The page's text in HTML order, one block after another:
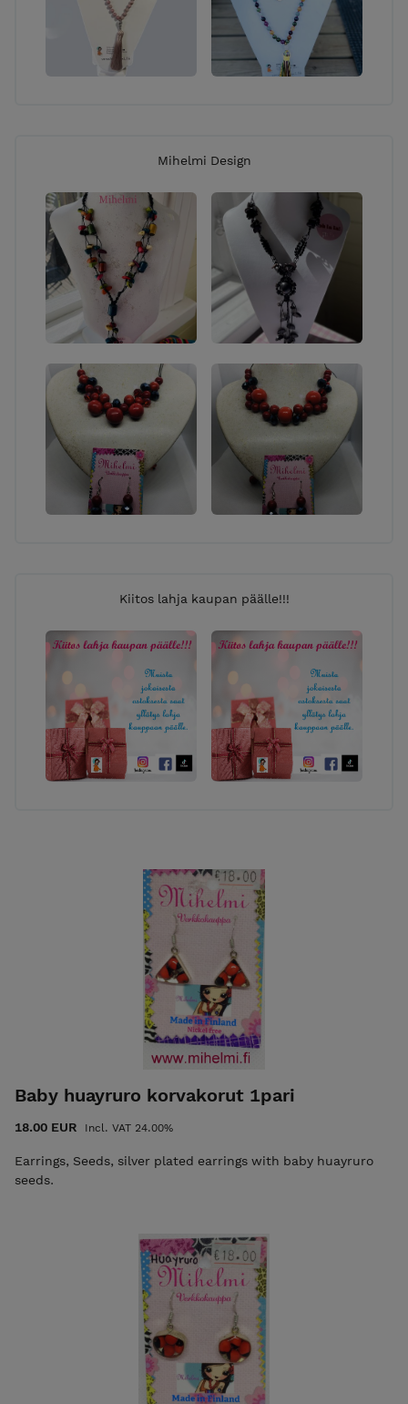
Mihelmi Design
Kiitos lahja kaupan päälle!!!
Baby huayruro korvakorut 1pari
18.00 EUR Incl. VAT 24.00%
Earrings, Seeds, silver plated earrings with baby huayruro
seeds.